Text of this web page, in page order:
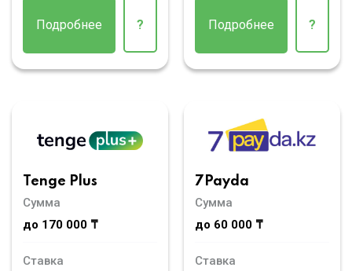
Подробнее ? Подробнее ?
Tenge Plus
Сумма
до 170 000 ₸
Ставка
7Payda
Сумма
до 60 000 ₸
Ставка